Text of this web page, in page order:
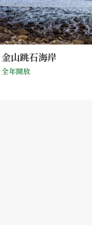
金山跳石海岸
全年開放